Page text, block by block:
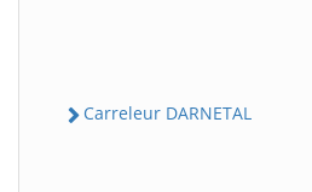
Carreleur DARNETAL